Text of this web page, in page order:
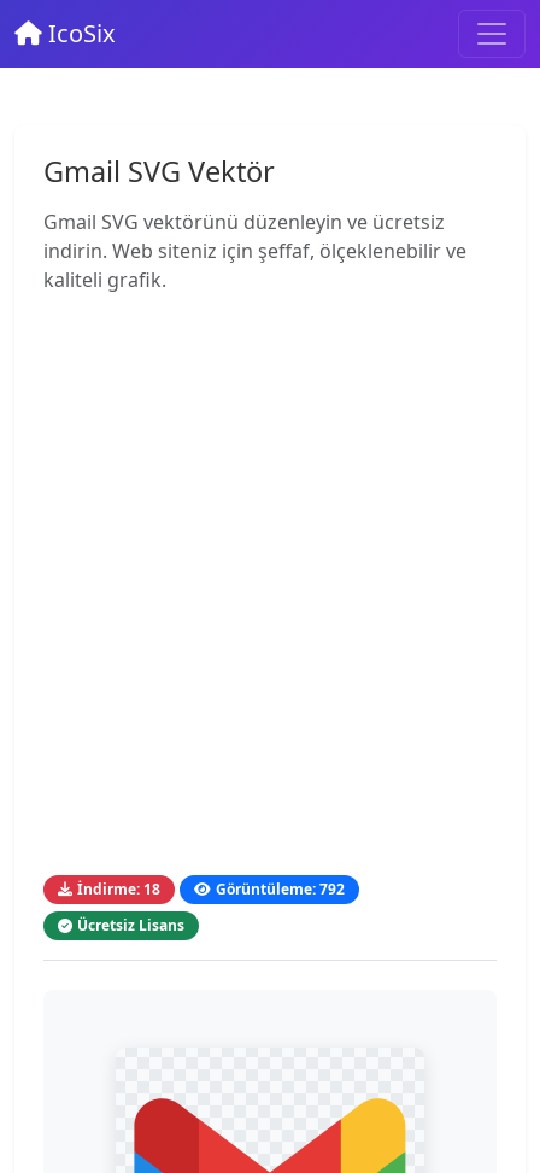
IcoSix
Gmail SVG Vektör
Gmail SVG vektörünü düzenleyin ve ücretsiz
indirin. Web siteniz için şeffaf, ölçeklenebilir ve
kaliteli grafik.
İndirme: 18
Görüntüleme: 792
Ücretsiz Lisans